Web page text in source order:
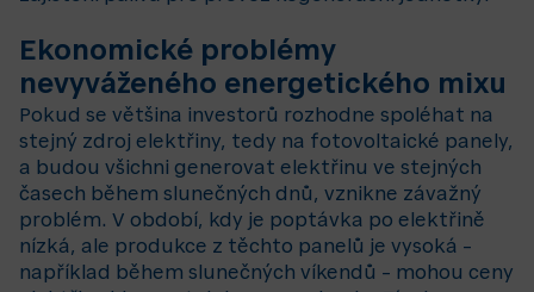
Ekonomické problémy
nevyváženého energetického mixu
Pokud se většina investorů rozhodne spoléhat na
stejný zdroj elektřiny, tedy na fotovoltaické panely,
a budou všichni generovat elektřinu ve stejných
časech během slunečných dnů, vznikne závažný
problém. V období, kdy je poptávka po elektřině
nízká, ale produkce z těchto panelů je vysoká –
například během slunečných víkendů – mohou ceny